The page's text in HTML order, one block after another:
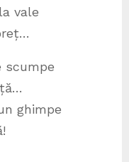
vale
scumpe
ghimpe